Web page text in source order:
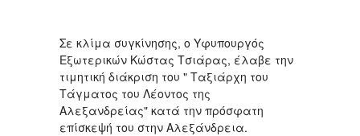
Σε κλίμα συγκίνησης, ο Υφυπουργός
Εξωτερικών Κώστας Τσιάρας, έλαβε την
τιμητική διάκριση του " Ταξιάρχη του
Τάγματος του Λέοντος της
Αλεξανδρείας" κατά την πρόσφατη
επίσκεψή του στην Αλεξάνδρεια.